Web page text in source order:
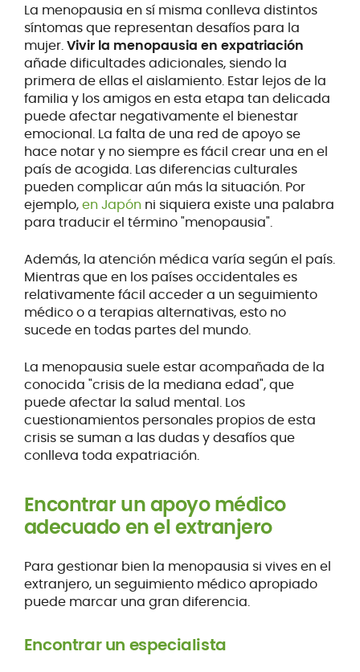
La menopausia en sí misma conlleva distintos
síntomas que representan desafíos para la
mujer.Vivir la menopausia en expatriación
añade dificultades adicionales, siendo la
primera de ellas el aislamiento. Estar lejos de la
familia y los amigos en esta etapa tan delicada
puede afectar negativamente el bienestar
emocional. La falta de una red de apoyo se
hace notar y no siempre es fácil crear una en el
país de acogida. Las diferencias culturales
pueden complicar aún más la situación. Por
ejemplo,en Japón ni siquiera existe una palabra
para traducir el término "menopausia".
Además, la atención médica varía según el país.
Mientras que en los países occidentales es
relativamente fácil acceder a un seguimiento
médico o a terapias alternativas, esto no
sucede en todas partes del mundo.
La menopausia suele estar acompañada de la
conocida "crisis de la mediana edad", que
puede afectar la salud mental. Los
cuestionamientos personales propios de esta
crisis se suman a las dudas y desafíos que
conlleva toda expatriación.
Encontrar un apoyo médico
adecuado en el extranjero
Para gestionar bien la menopausia si vives en el
extranjero, un seguimiento médico apropiado
puede marcar una gran diferencia.
Encontrar un especialista